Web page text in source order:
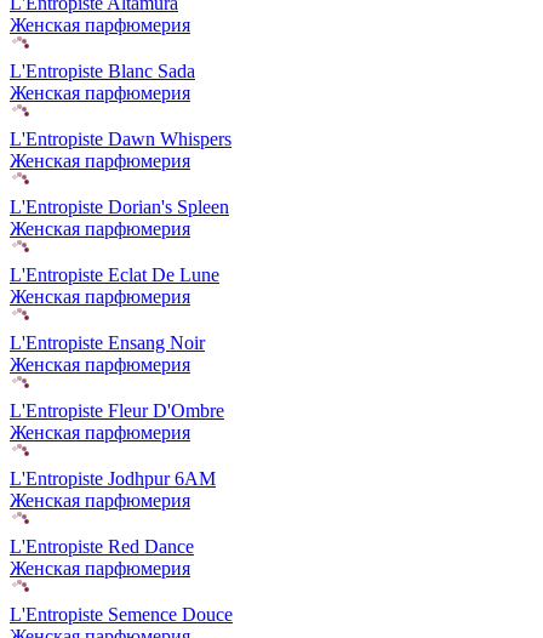
Женская парфюмерия
L'Entropiste Blanc Sada
Женская парфюмерия
L'Entropiste Dawn Whispers
Женская парфюмерия
L'Entropiste Dorian's Spleen
Женская парфюмерия
L'Entropiste Eclat De Lune
Женская парфюмерия
L'Entropiste Ensang Noir
Женская парфюмерия
L'Entropiste Fleur D'Ombre
Женская парфюмерия
L'Entropiste Jodhpur 6AM
Женская парфюмерия
L'Entropiste Red Dance
Женская парфюмерия
L'Entropiste Semence Douce